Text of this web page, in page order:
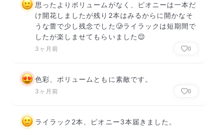
思ったよりボリュームがなく、ピオニーは一本だ
け開花しましたが残り2本はみるからに開かなそ
うな蕾で少し残念でした🥲ライラックは短期間で
したが楽しませてもらいました😌
3ヶ月前 0
色彩、ボリュームともに素敵です。
3ヶ月前 0
ライラック2本、ピオニー3本届きました。